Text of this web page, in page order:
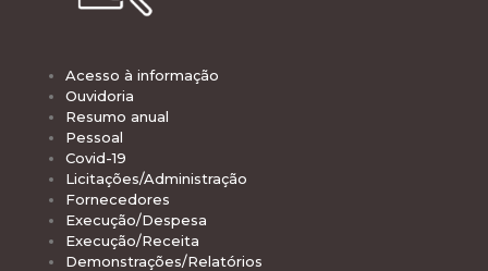
Acesso à informação
Ouvidoria
Resumo anual
Pessoal
Covid-19
Licitações/Administração
Fornecedores
Execução/Despesa
Execução/Receita
Demonstrações/Relatórios